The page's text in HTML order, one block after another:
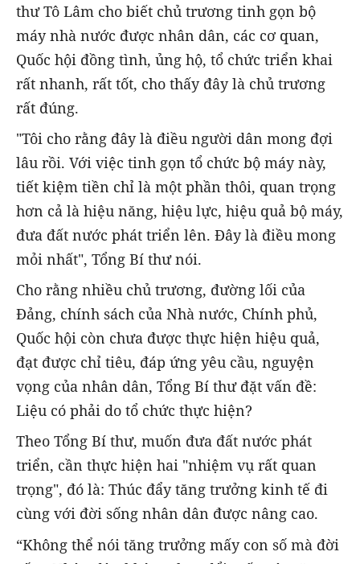
thư Tô Lâm cho biết chủ trương tinh gọn bộ
máy nhà nước được nhân dân, các cơ quan,
Quốc hội đồng tình, ủng hộ, tổ chức triển khai
rất nhanh, rất tốt, cho thấy đây là chủ trương
rất đúng.
"Tôi cho rằng đây là điều người dân mong đợi
lâu rồi. Với việc tinh gọn tổ chức bộ máy này,
tiết kiệm tiền chỉ là một phần thôi, quan trọng
hơn cả là hiệu năng, hiệu lực, hiệu quả bộ máy,
đưa đất nước phát triển lên. Đây là điều mong
mỏi nhất", Tổng Bí thư nói.
Cho rằng nhiều chủ trương, đường lối của
Đảng, chính sách của Nhà nước, Chính phủ,
Quốc hội còn chưa được thực hiện hiệu quả,
đạt được chỉ tiêu, đáp ứng yêu cầu, nguyện
vọng của nhân dân, Tổng Bí thư đặt vấn đề:
Liệu có phải do tổ chức thực hiện?
Theo Tổng Bí thư, muốn đưa đất nước phát
triển, cần thực hiện hai "nhiệm vụ rất quan
trọng", đó là: Thúc đẩy tăng trưởng kinh tế đi
cùng với đời sống nhân dân được nâng cao.
“Không thể nói tăng trưởng mấy con số mà đời